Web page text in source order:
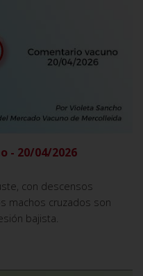
- 20/04/2026
con descensos
machos cruzados son
bajista.